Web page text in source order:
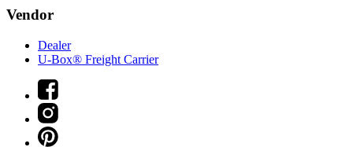
Vendor
Dealer
U-Box® Freight Carrier